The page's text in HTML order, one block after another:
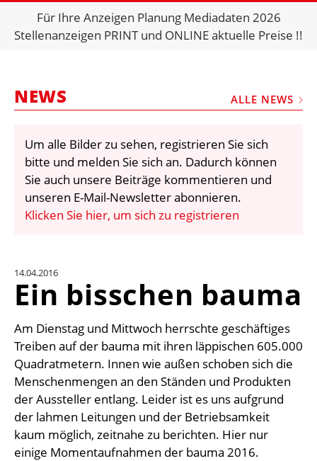
BRANCHENLINKS
VERMIETER
VIDEOS
BIBLIOTHEK
KRAN & BÜHNE
EINHEITENKONVERTER
KONTAKT
Für Ihre Anzeigen Planung Mediadaten 2026
Stellenanzeigen PRINT und ONLINE aktuelle Preise !!
NEWS ALLE NEWS
Um alle Bilder zu sehen, registrieren Sie sich
bitte und melden Sie sich an. Dadurch können
Sie auch unsere Beiträge kommentieren und
unseren E-Mail-Newsletter abonnieren.
Klicken Sie hier, um sich zu registrieren
14.04.2016
Ein bisschen bauma
Am Dienstag und Mittwoch herrschte geschäftiges
Treiben auf der bauma mit ihren läppischen 605.000
Quadratmetern. Innen wie außen schoben sich die
Menschenmengen an den Ständen und Produkten
der Aussteller entlang. Leider ist es uns aufgrund
der lahmen Leitungen und der Betriebsamkeit
kaum möglich, zeitnahe zu berichten. Hier nur
einige Momentaufnahmen der bauma 2016.